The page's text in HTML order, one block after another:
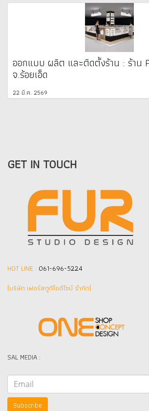
ออกแบบ ผลิต และติดตั้งร้าน : ร้าน
จ.ร้อยเอ็ด
22 มี.ค. 2569
GET IN TOUCH
HOT LINE : 061-696-5224
(บริษัท เฟอร์สตูดิโอดีไซน์ จำกัด]
SAL MEDIA :
Subscribe